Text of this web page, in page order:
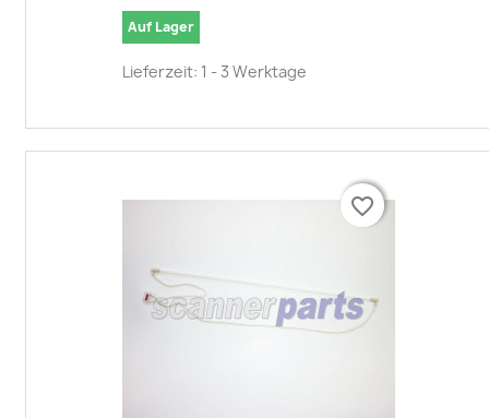
Auf Lager
Lieferzeit: 1 - 3 Werktage
favorite_border
favorite_border